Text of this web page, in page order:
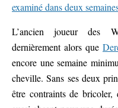
examiné dans deux
L’ancien joueur des
dernièrement alors que
encore une semaine
cheville. Sans ses deux
être contraints de